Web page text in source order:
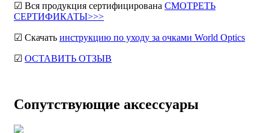
☑ Вся продукция сертифицирована СМОТРЕТЬ
СЕРТИФИКАТЫ>>>
☑ Скачать инструкцию по уходу за очками World Optics
☑ ОСТАВИТЬ ОТЗЫВ
Сопутствующие аксессуары